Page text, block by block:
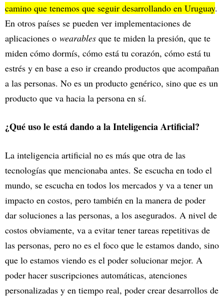
camino que tenemos que seguir desarrollando en Uruguay.
En otros países se pueden ver implementaciones de
aplicaciones o wearables que te miden la presión, que te
miden cómo dormís, cómo está tu corazón, cómo está tu
estrés y en base a eso ir creando productos que acompañan
a las personas. No es un producto genérico, sino que es un
producto que va hacia la persona en sí.
¿Qué uso le está dando a la Inteligencia Artificial?
La inteligencia artificial no es más que otra de las
tecnologías que mencionaba antes. Se escucha en todo el
mundo, se escucha en todos los mercados y va a tener un
impacto en costos, pero también en la manera de poder
dar soluciones a las personas, a los asegurados. A nivel de
costos obviamente, va a evitar tener tareas repetitivas de
las personas, pero no es el foco que le estamos dando, sino
que lo estamos viendo es el poder solucionar mejor. A
poder hacer suscripciones automáticas, atenciones
personalizadas y en tiempo real, poder crear desarrollos de